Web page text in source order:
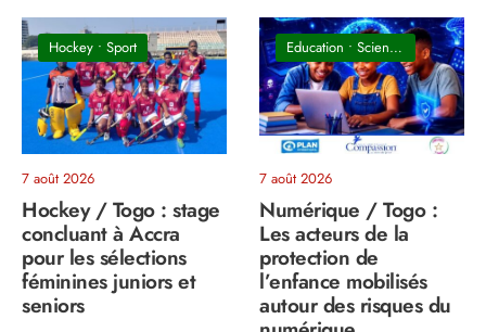
Hockey • Sport
7 août 2026
Hockey / Togo : stage
concluant à Accra
pour les sélections
féminines juniors et
seniors
Education • Sciences & Technologie
7 août 2026
Numérique / Togo :
Les acteurs de la
protection de
l’enfance mobilisés
autour des risques du